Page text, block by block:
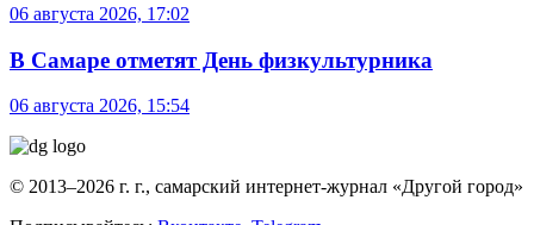
06 августа 2026, 17:02
В Самаре отметят День физкультурника
06 августа 2026, 15:54
© 2013–2026 г. г., самарский интернет-журнал «Другой город»